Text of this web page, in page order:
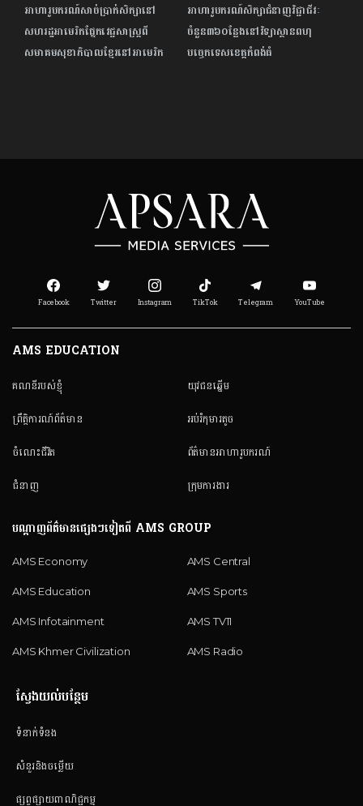
អាហារូបករណ៍សាច់ប្រាក់សិក្សានៅ
សហរដ្ឋអាមេរិកផ្នែកវេជ្ជសាស្ត្រពី
សមាគមសុខាភិបាលខ្មែរនៅអាមេរិក
អាហារូបករណ៍សិក្សាជំនាញវិជ្ជាជីវៈ
ចំនួន៣៦០ន្លែងនៅវិទ្យាស្ថានពហុ
បច្ចេកទេសខេត្តកំពង់ធំ
Facebook Twitter Instagram TikTok Telegram YouTube
AMS EDUCATION
គណនី​របស់ខ្ញុំ
ព្រឹត្តិការណ៍ព័ត៌មាន
ចំណេះជីវិត
ជំនាញ
យុវជនឆ្នើម
អប់រំកុមារតូច
ព័ត៌មានអាហារូបករណ៍
ក្រុមការងារ
បណ្តាញព័ត៌មានផ្សេងៗទៀតពី AMS GROUP
AMS Economy
AMS Education
AMS Infotainment
AMS Khmer Civilization
AMS Central
AMS Sports
AMS TV11
AMS Radio
ស្វែងយល់បន្ថែម
ទំនាក់ទំនង
សំនួរនិងចម្លើយ
ផ្សព្វផ្សាយពាណិជ្ជកម្ម